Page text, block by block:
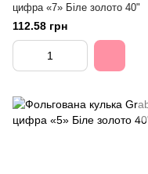
цифра «7» Біле золото 40"
112.58 грн